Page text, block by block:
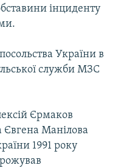
інциденту
України в
служби МЗС
Єрмаков
Євгена Манілова
1991 року